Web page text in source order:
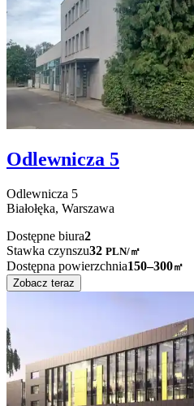
Odlewnicza 5
Odlewnicza 5
Białołęka, Warszawa
Dostępne biura2
Stawka czynszu32 PLN/㎡
Dostępna powierzchnia150–300㎡
Zobacz teraz